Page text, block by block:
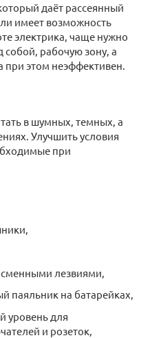
даёт рассеянный
имеет возможность
электрика, чаще нужно
собой, рабочую зону, а
при этом неэффективен.
в шумных, темных, а
Улучшить условия
при
лезвиями,
паяльник на батарейках,
уровень для
и розеток,